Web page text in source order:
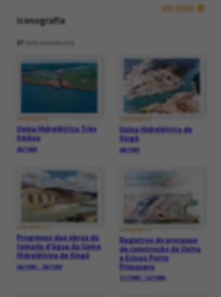
Iconografia
27
VER TODOS
ICONOGRAFIA
Usina Hidrelétrica Três
Irmãos
03/1993
ICONOGRAFIA
Usina Hidrelétrica de
Xingó
06/1991
ICONOGRAFIA
Progresso das obras da
tomada d'água da Usina
Hidrelétrica de Xingó
04/1991 - 05/1991
ICONOGRAFIA
Registros do processo
de construção da Usina
e Eclusa Porto
Primavera
11/1990 - 12/1994